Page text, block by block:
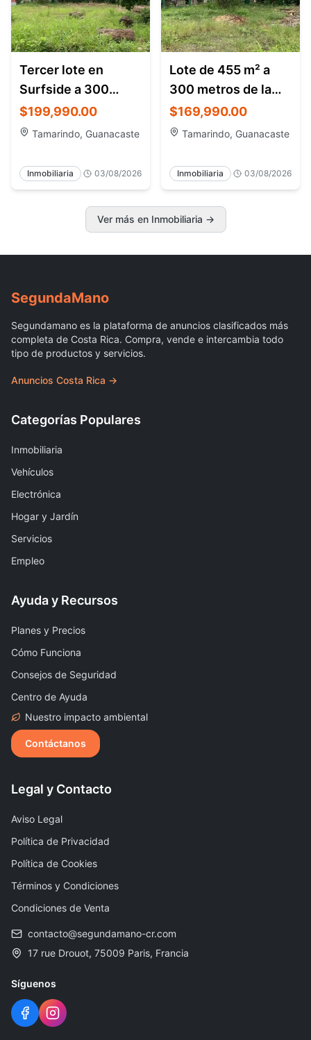
Tercer lote en
Surfside a 300
metros de Playa
Potrero
$199,990.00
Tamarindo, Guanacaste
Inmobiliaria 03/08/2026
Lote de 455 m² a
300 metros de la
playa
$169,990.00
Tamarindo, Guanacaste
Inmobiliaria 03/08/2026
Ver más en Inmobiliaria →
SegundaMano
Segundamano es la plataforma de anuncios clasificados más
completa de Costa Rica. Compra, vende e intercambia todo
tipo de productos y servicios.
Anuncios Costa Rica →
Categorías Populares
Inmobiliaria
Vehículos
Electrónica
Hogar y Jardín
Servicios
Empleo
Ayuda y Recursos
Planes y Precios
Cómo Funciona
Consejos de Seguridad
Centro de Ayuda
Nuestro impacto ambiental
Contáctanos
Legal y Contacto
Aviso Legal
Política de Privacidad
Política de Cookies
Términos y Condiciones
Condiciones de Venta
contacto@segundamano-cr.com
17 rue Drouot, 75009 Paris, Francia
Síguenos